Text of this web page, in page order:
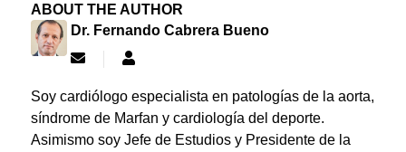
ABOUT THE AUTHOR
Dr. Fernando Cabrera Bueno
Subscribe
updates
author
Dr.
Cabrera
Bueno
Soy cardiólogo especialista en patologías de la aorta,
síndrome de Marfan y cardiología del deporte.
Asimismo soy Jefe de Estudios y Presidente de la